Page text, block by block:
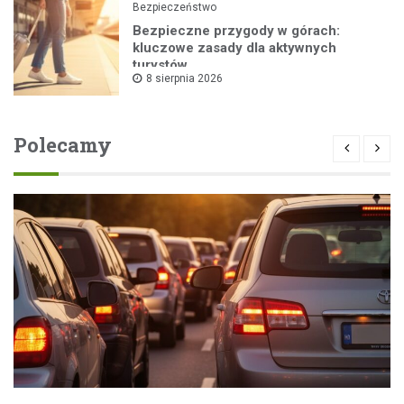
Bezpieczeństwo
Bezpieczne przygody w górach:
kluczowe zasady dla aktywnych
turystów
8 sierpnia 2026
Polecamy